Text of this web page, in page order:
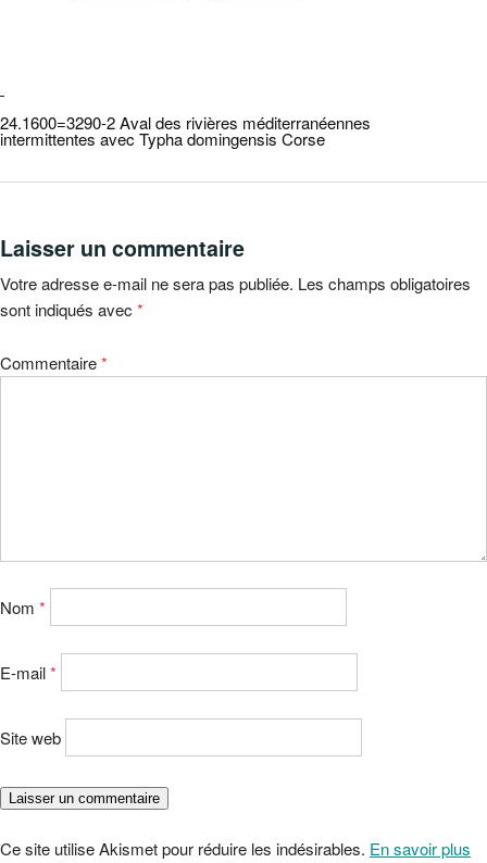
24.1600=3290-2 Aval des rivières méditerranéennes
intermittentes avec Typha domingensis Corse
Laisser un commentaire
Votre adresse e-mail ne sera pas publiée. Les champs obligatoires
sont indiqués avec *
Commentaire*
Nom *
E-mail*
Site web
Ce site utilise Akismet pour réduire les indésirables. En savoir plus